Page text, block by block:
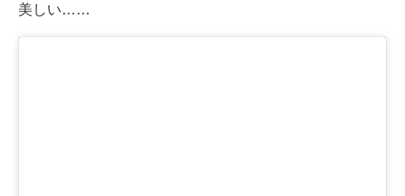
美しい……